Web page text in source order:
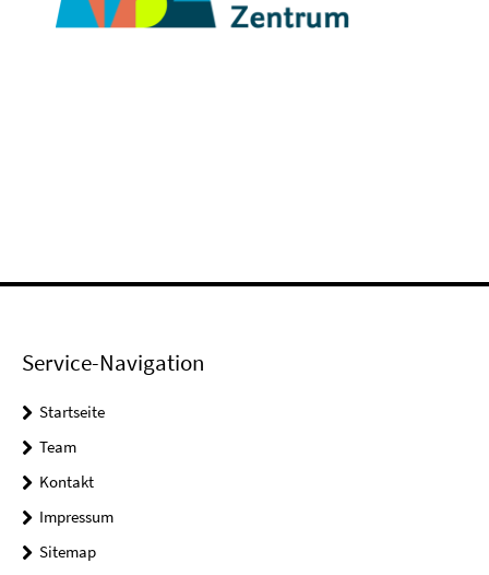
Service-Navigation
Startseite
Team
Kontakt
Impressum
Sitemap